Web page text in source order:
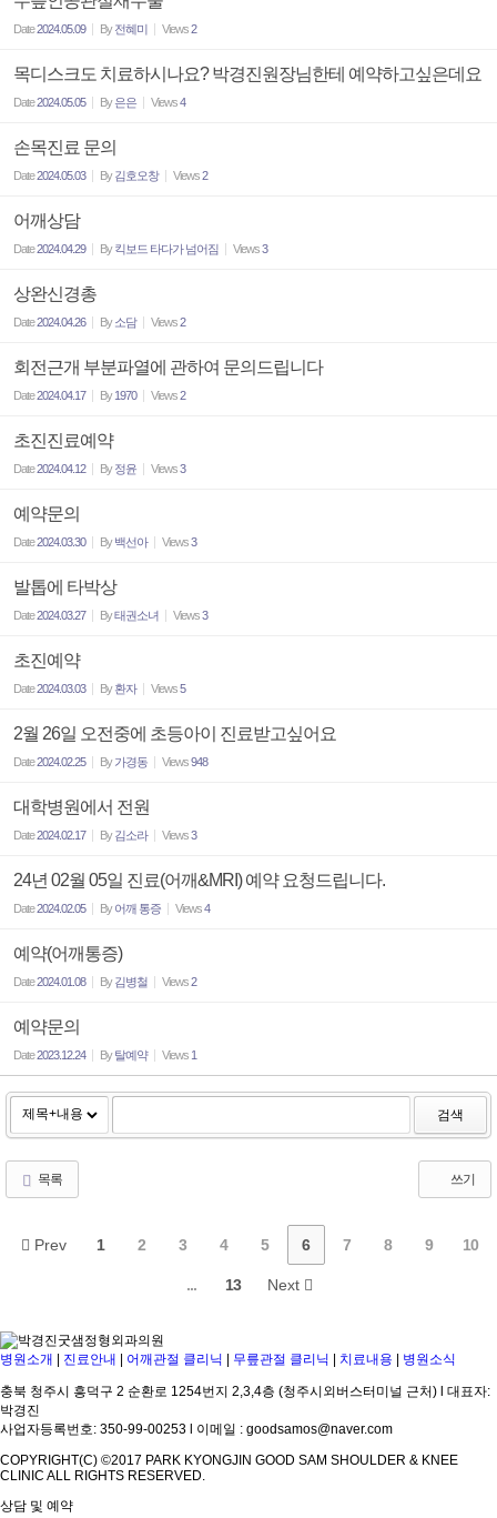
Date2024.05.09 By 전혜미 Views2
목디스크도 치료하시나요? 박경진원장님한테 예약하고싶은데요
Date2024.05.05 By 은은 Views4
손목진료 문의
Date2024.05.03 By 김호오창 Views2
어깨상담
Date2024.04.29 By 킥보드 타다가 넘어짐 Views3
상완신경총
Date2024.04.26 By 소담 Views2
회전근개 부분파열에 관하여 문의드립니다
Date2024.04.17 By 1970 Views2
초진진료예약
Date2024.04.12 By 정윤 Views3
예약문의
Date2024.03.30 By 백선아 Views3
발톱에 타박상
Date2024.03.27 By태권소녀 Views3
초진예약
Date2024.03.03 By 환자 Views5
2월 26일 오전중에 초등아이 진료받고싶어요
Date2024.02.25 By 가경동 Views948
대학병원에서 전원
Date2024.02.17 By 김소라 Views3
24년 02월 05일 진료(어깨&MRI) 예약 요청드립니다.
Date2024.02.05 By 어깨 통증 Views4
예약(어깨통증)
Date2024.01.08 By 김병철 Views2
예약문의
Date2023.12.24 By 탈예약 Views 1
검색
목록 쓰기
Prev 1 2 3 4 5 6 7 8 9 10
... 13 Next
병원소개 | 진료안내 | 어깨관절 클리닉 | 무릎관절 클리닉 | 치료내용 | 병원소식
충북 청주시 흥덕구 2 순환로 1254번지 2,3,4층 (청주시외버스터미널 근처) l 대표자:
박경진
사업자등록번호: 350-99-00253 l 이메일 : goodsamos@naver.com
COPYRIGHT(C) ©2017 PARK KYONGJIN GOOD SAM SHOULDER & KNEE
CLINIC ALL RIGHTS RESERVED.
상담 및 예약